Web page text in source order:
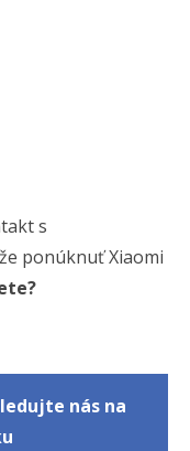
s
ponúknuť Xiaomi
nás na